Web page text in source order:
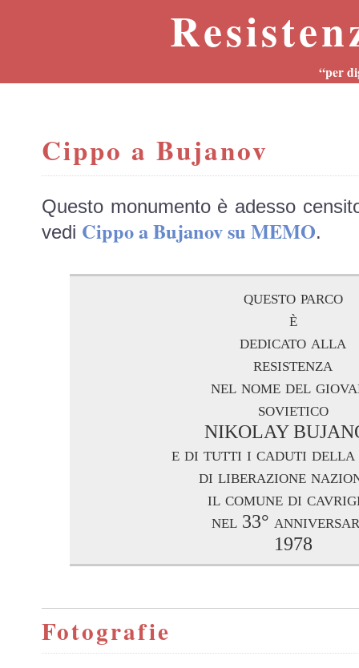
“per
Cippo a Bujanov
Questo monumento è adesso
vedi Cippo a Bujanov su MEMO.
questo parco
è
dedicato alla
resistenza
nel nome del
sovietico
NIKOLAY
e di tutti i caduti della
di liberazione
il comune di
nel 33°
1978
Fotografie